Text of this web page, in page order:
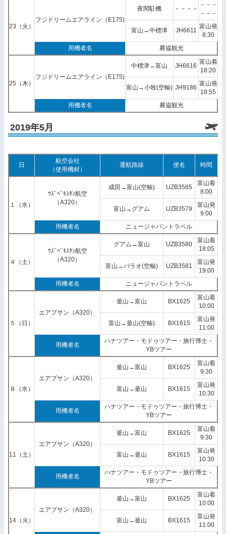
23（火）
フジドリームエアライン（E175)
夜間駐機 －－－－
－－－
－－－
富山→中標津 JH6611
富山発
8:30
用機者名
農協観光
25（木）
フジドリームエアライン（E175)
中標津→富山 JH6616
富山着
18:20
富山→小牧(空輸) JH9186
富山発
18:55
用機者名
農協観光
2019年5月
日
航空会社
（使用機材）
運航路線 便名 時間
１（水）
ｳｽﾞﾍﾞｷｽﾀﾝ航空
（A320）
成田→富山(空輸) UZB3585
富山着
8:00
富山→グアム UZB3579
富山発
9:00
用機者名
ニュージャパントラベル
４（土）
ｳｽﾞﾍﾞｷｽﾀﾝ航空
（A320）
グアム→富山 UZB3580
富山着
18:05
富山→パラオ(空輸) UZB3581
富山発
19:00
用機者名
ニュージャパントラベル
５（日）
エアプサン（A320）
釜山→富山 BX1625
富山着
10:00
富山→釜山(空輸) BX1615
富山発
11:00
用機者名
ハナツアー・モドゥツアー・旅行博士・
YBツアー
８（水）
エアプサン（A320）
釜山→富山 BX1625
富山着
9:30
富山→釜山 BX1615
富山発
10:30
用機者名
ハナツアー・モドゥツアー・旅行博士・
YBツアー
11（土）
エアプサン（A320）
釜山→富山 BX1625
富山着
9:30
富山→釜山 BX1615
富山発
10:30
用機者名
ハナツアー・モドゥツアー・旅行博士・
YBツアー
14（火）
エアプサン（A320）
釜山→富山 BX1625
富山着
10:00
富山→釜山 BX1615
富山発
11:00